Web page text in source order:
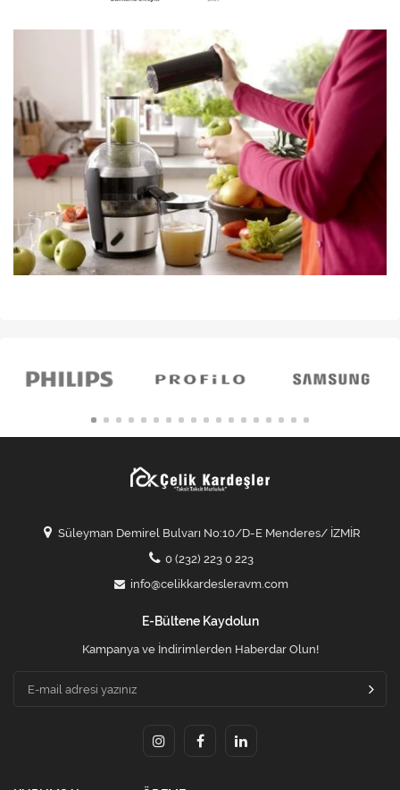
Süleyman Demirel Bulvarı No:10/D-E Menderes/ İZMİR
0 (232) 223 0 223
info@celikkardesleravm.com
E-Bültene Kaydolun
Kampanya ve İndirimlerden Haberdar Olun!